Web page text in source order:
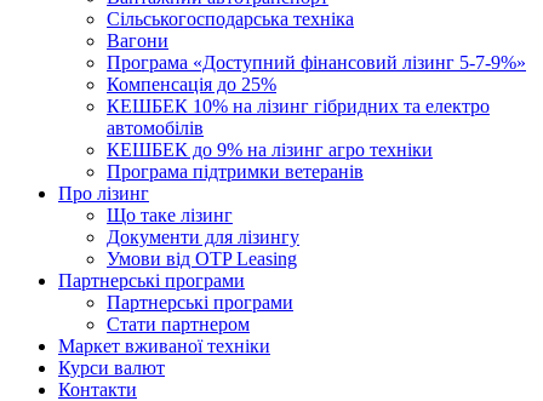
Cільськогосподарська техніка
Вагони
Програма «Доступний фінансовий лізинг 5-7-9%»
Компенсація до 25%
КЕШБЕК 10% на лізинг гібридних та електро
автомобілів
КЕШБЕК до 9% на лізинг агро техніки
Програма підтримки ветеранів
Про лізинг
Що таке лізинг
Документи для лізингу
Умови від OTP Leasing
Партнерські програми
Партнерські програми
Стати партнером
Маркет вживаної техніки
Курси валют
Контакти